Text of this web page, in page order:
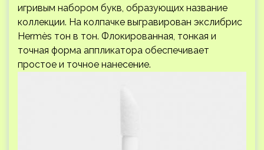
игривым набором букв, образующих название
коллекции. На колпачке выгравирован экслибрис
Hermès тон в тон. Флокированная, тонкая и
точная форма аппликатора обеспечивает
простое и точное нанесение.